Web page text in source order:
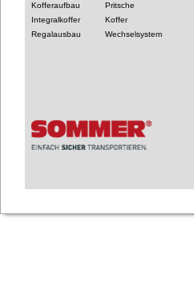
Kofferaufbau
Integralkoffer
Regalausbau
Pritsche
Koffer
Wechselsystem